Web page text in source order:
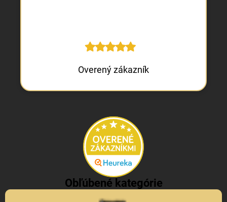
Overený zákazník
Obľúbené kategórie